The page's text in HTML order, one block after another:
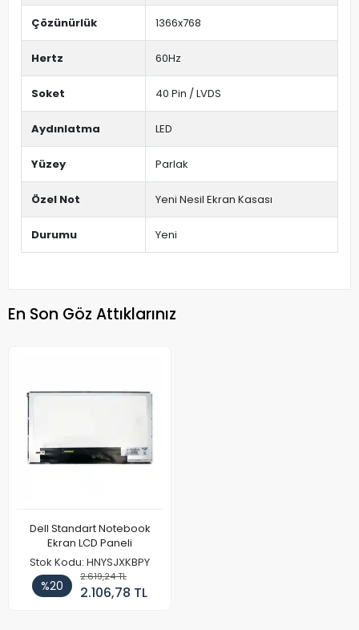
Çözünürlük 1366x768
Hertz 60Hz
Soket 40 Pin / LVDS
Aydınlatma LED
Yüzey Parlak
Özel Not Yeni Nesil Ekran Kasası
Durumu Yeni
En Son Göz Attıklarınız
Dell Standart Notebook
Ekran LCD Paneli
Stok Kodu: HNYSJXKBPY
%20
2.619,24 TL
2.106,78 TL